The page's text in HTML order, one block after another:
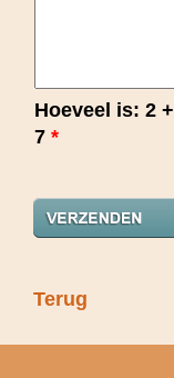
Hoeveel is: 2 +
7 *
Terug